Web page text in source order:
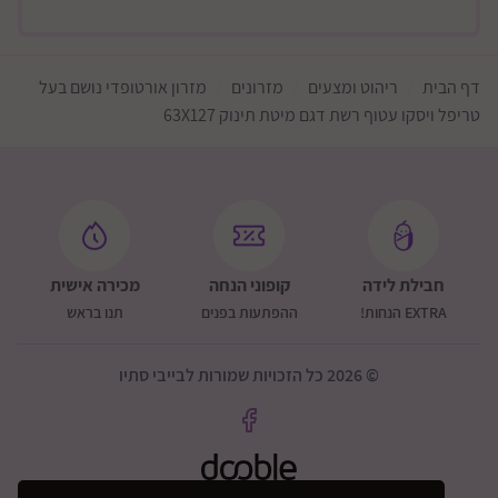
דף הבית ריהוט ומצעים מזרונים
מזרון אורטופדי נושם בעל
טריפל ויסקו עטוף רשת דגם מיטת תינוק 63X127
חבילת לידה
EXTRA הנחות!
קופוני הנחה
ההפתעות בפנים
מכירה אישית
תנו בראש
© 2026 כל הזכויות שמורות לבייבי סתיו